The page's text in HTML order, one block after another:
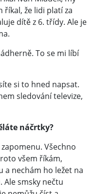
říkal, že lidi platí za
dítě z 6. třídy. Ale je
To se mi líbí
si to hned napsat.
sledování televize,
náčrtky?
Všechno
všem říkám,
a nechám ho ležet na
Ale smsky nečtu